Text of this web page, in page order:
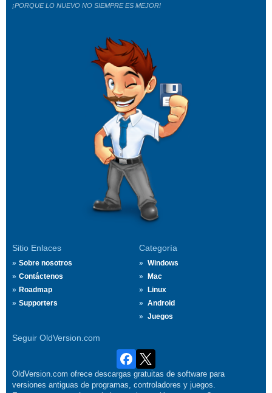
Sitio Enlaces
Sobre nosotros
Contáctenos
Roadmap
Supporters
Categoría
Windows
Mac
Linux
Android
Juegos
Seguir OldVersion.com
¡PORQUE LO NUEVO NO SIEMPRE ES MEJOR!
OldVersion.com ofrece descargas gratuitas de software para
versiones antiguas de programas, controladores y juegos.